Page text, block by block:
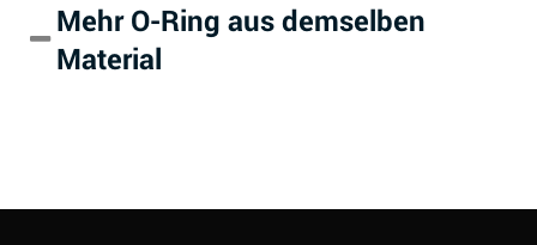
(Aqueous)
Aluminum Acetate
Aluminum Fluoride
A
Mehr O-Ring aus demselben
Material